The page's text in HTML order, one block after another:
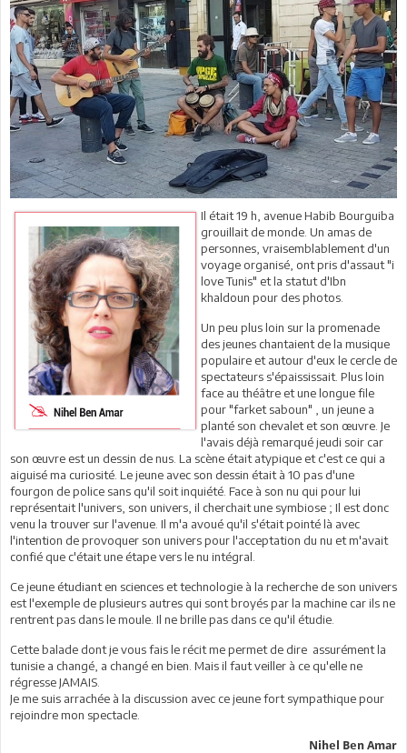
Il était 19 h, avenue Habib Bourguiba
grouillait de monde. Un amas de
personnes, vraisemblablement d'un
voyage organisé, ont pris d'assaut "i
love Tunis" et la statut d'Ibn
khaldoun pour des photos.
Un peu plus loin sur la promenade
des jeunes chantaient de la musique
populaire et autour d'eux le cercle de
spectateurs s'épaississait. Plus loin
face au théâtre et une longue file
pour "farket saboun" , un jeune a
planté son chevalet et son œuvre. Je
l'avais déjà remarqué jeudi soir car
son œuvre est un dessin de nus. La scène était atypique et c'est ce qui a
aiguisé ma curiosité. Le jeune avec son dessin était à 10 pas d'une
fourgon de police sans qu'il soit inquiété. Face à son nu qui pour lui
représentait l'univers, son univers, il cherchait une symbiose ; Il est donc
venu la trouver sur l'avenue. Il m'a avoué qu'il s'était pointé là avec
l'intention de provoquer son univers pour l'acceptation du nu et m'avait
confié que c'était une étape vers le nu intégral.
Ce jeune étudiant en sciences et technologie à la recherche de son univers
est l'exemple de plusieurs autres qui sont broyés par la machine car ils ne
rentrent pas dans le moule. Il ne brille pas dans ce qu'il étudie.
Cette balade dont je vous fais le récit me permet de dire assurément la
tunisie a changé, a changé en bien. Mais il faut veiller à ce qu'elle ne
régresse JAMAIS.
Je me suis arrachée à la discussion avec ce jeune fort sympathique pour
rejoindre mon spectacle.
Nihel Ben Amar